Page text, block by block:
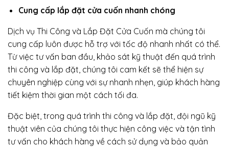
Cung cấp lắp đặt cửa cuốn nhanh chóng
Dịch vụ Thi Công và Lắp Đặt Cửa Cuốn mà chúng tôi
cung cấp luôn được hỗ trợ với tốc độ nhanh nhất có thể.
Từ việc tư vấn ban đầu, khảo sát kỹ thuật đến quá trình
thi công và lắp đặt, chúng tôi cam kết sẽ thể hiện sự
chuyên nghiệp cùng với sự nhanh nhẹn, giúp khách hàng
tiết kiệm thời gian một cách tối đa.
Đặc biệt, trong quá trình thi công và lắp đặt, đội ngũ kỹ
thuật viên của chúng tôi thực hiện công việc và tận tình
tư vấn cho khách hàng về cách sử dụng và bảo quản